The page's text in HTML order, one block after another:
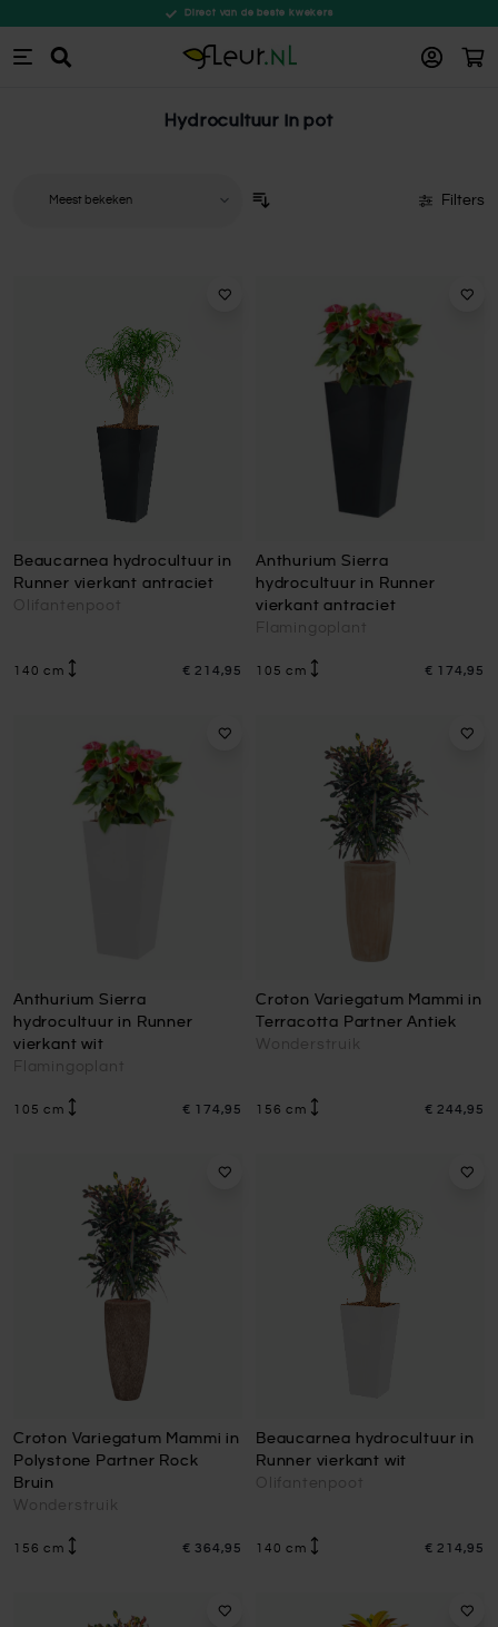
Direct van de beste kwekers
Zoeken
Hydrocultuur in pot
Filters
Beaucarnea hydrocultuur in
Runner vierkant antraciet
Olifantenpoot
140 cm € 214,95
Anthurium Sierra
hydrocultuur in Runner
vierkant antraciet
Flamingoplant
105 cm € 174,95
Anthurium Sierra
hydrocultuur in Runner
vierkant wit
Flamingoplant
105 cm € 174,95
Croton Variegatum Mammi in
Terracotta Partner Antiek
Wonderstruik
156 cm € 244,95
Croton Variegatum Mammi in
Polystone Partner Rock
Bruin
Wonderstruik
156 cm € 364,95
Beaucarnea hydrocultuur in
Runner vierkant wit
Olifantenpoot
140 cm € 214,95